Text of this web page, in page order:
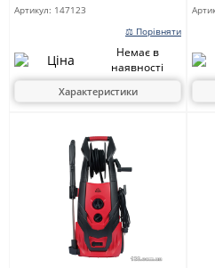
Артикул: 147123
⚖ Порівняти
Немає в
наявності
Характеристики